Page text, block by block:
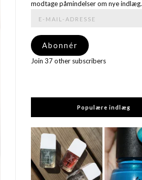
modtage påmindelser om nye indlæg.
adresse
Abonnér
Join 37 other subscribers
Populære indlæg